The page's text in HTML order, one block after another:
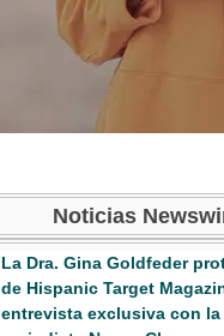
Noticias
La Dra. Gina Goldfeder
de Hispanic Target
entrevista exclusiva con la